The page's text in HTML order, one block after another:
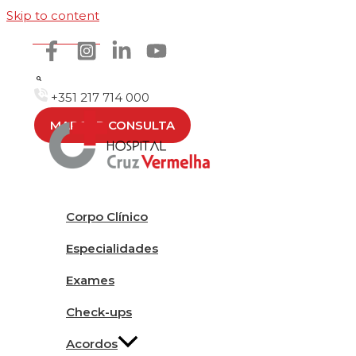
Skip to content
Como chegar
+351 217 714 000
MARCAR CONSULTA
Corpo Clínico
Especialidades
Exames
Check-ups
Acordos